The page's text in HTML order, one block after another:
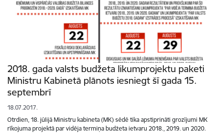
2018. gada valsts budžeta likumprojektu paketi
Ministru Kabinetā plānots iesniegt šī gada 15.
septembrī
18.07.2017.
Otrdien, 18. jūlijā Ministru kabineta (MK) sēdē tika apstiprināti grozījumi MK
rīkojuma projektā par vidēja termiņa budžeta ietvaru 2018., 2019. un 2020.